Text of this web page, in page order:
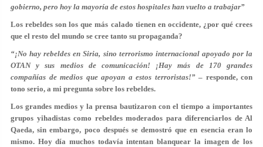
gobierno, pero hoy la mayoría de estos hospitales han vuelto a trabajar”
Los rebeldes son los que más calado tienen en occidente, ¿por qué crees
que el resto del mundo se cree tanto su propaganda?
“¡No hay rebeldes en Siria, sino terrorismo internacional apoyado por la
OTAN y sus medios de comunicación! ¡Hay más de 170 grandes
compañías de medios que apoyan a estos terroristas!”– responde, con
tono serio, a mi pregunta sobre los rebeldes.
Los grandes medios y la prensa bautizaron con el tiempo a importantes
grupos yihadistas como rebeldes moderados para diferenciarlos de Al
Qaeda, sin embargo, poco después se demostró que en esencia eran lo
mismo. Hoy día muchos todavía intentan blanquear la imagen de los